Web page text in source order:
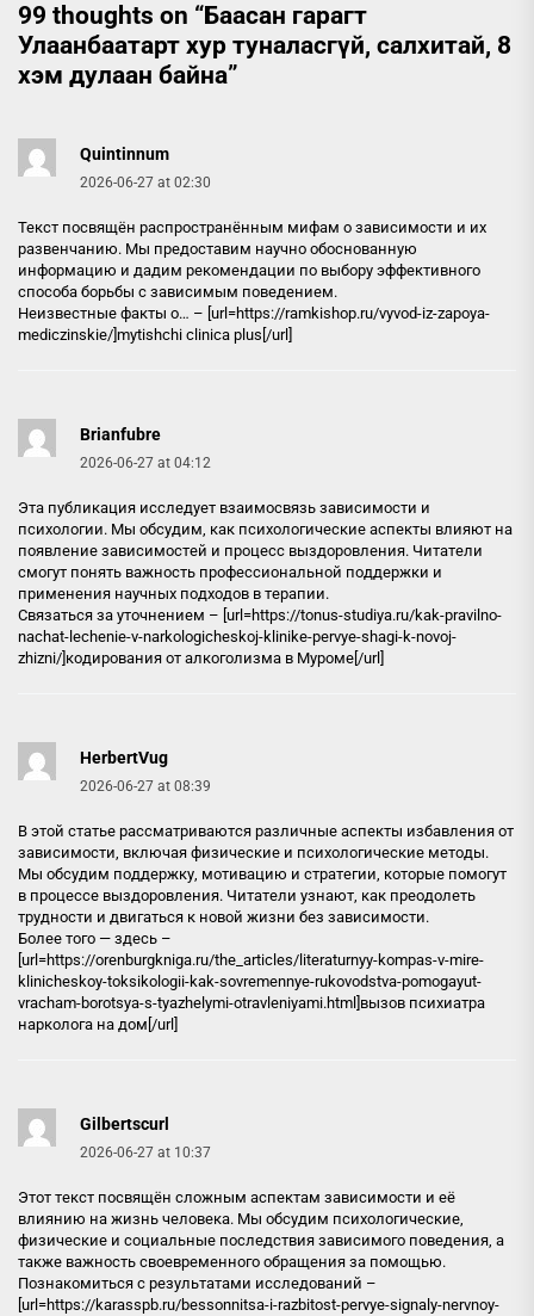
99 thoughts on “Баасан гарагт
Улаанбаатарт хур туналасгүй, салхитай, 8
хэм дулаан байна”
Quintinnum
2026-06-27 at 02:30
Текст посвящён распространённым мифам о зависимости и их
развенчанию. Мы предоставим научно обоснованную
информацию и дадим рекомендации по выбору эффективного
способа борьбы с зависимым поведением.
Неизвестные факты о… – [url=https://ramkishop.ru/vyvod-iz-zapoya-
mediczinskie/]mytishchi clinica plus[/url]
Brianfubre
2026-06-27 at 04:12
Эта публикация исследует взаимосвязь зависимости и
психологии. Мы обсудим, как психологические аспекты влияют на
появление зависимостей и процесс выздоровления. Читатели
смогут понять важность профессиональной поддержки и
применения научных подходов в терапии.
Связаться за уточнением – [url=https://tonus-studiya.ru/kak-pravilno-
nachat-lechenie-v-narkologicheskoj-klinike-pervye-shagi-k-novoj-
zhizni/]кодирования от алкоголизма в Муроме[/url]
HerbertVug
2026-06-27 at 08:39
В этой статье рассматриваются различные аспекты избавления от
зависимости, включая физические и психологические методы.
Мы обсудим поддержку, мотивацию и стратегии, которые помогут
в процессе выздоровления. Читатели узнают, как преодолеть
трудности и двигаться к новой жизни без зависимости.
Более того — здесь –
[url=https://orenburgkniga.ru/the_articles/literaturnyy-kompas-v-mire-
klinicheskoy-toksikologii-kak-sovremennye-rukovodstva-pomogayut-
vracham-borotsya-s-tyazhelymi-otravleniyami.html]вызов психиатра
нарколога на дом[/url]
Gilbertscurl
2026-06-27 at 10:37
Этот текст посвящён сложным аспектам зависимости и её
влиянию на жизнь человека. Мы обсудим психологические,
физические и социальные последствия зависимого поведения, а
также важность своевременного обращения за помощью.
Познакомиться с результатами исследований –
[url=https://karasspb.ru/bessonnitsa-i-razbitost-pervye-signaly-nervnoy-